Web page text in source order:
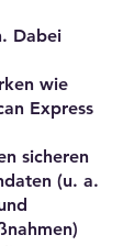
Dabei
wie
Express
sicheren
(u. a.